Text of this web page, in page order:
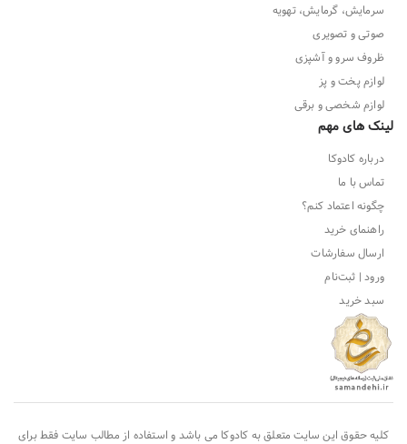
سرمایش، گرمایش، تهویه
صوتی و تصویری
ظروف سرو و آشپزی
لوازم پخت و پز
لوازم شخصی و برقی
لینک های مهم
درباره کادوکا
تماس با ما
چگونه اعتماد کنم؟
راهنمای خرید
ارسال سفارشات
ورود | ثبت‌نام
سبد خرید
کلیه حقوق این سایت متعلق به کادوکا می باشد و استفاده از مطالب سایت فقط برای